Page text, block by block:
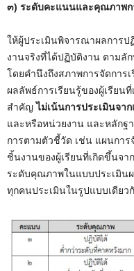
๓) ระดับคะแนนและคุณภาพก
ให้ผู้ประเมินพิจารณาผลการ
งานจริงที่ได้ปฏิบัติงาน ตาม
โดยคำนึงถึงสภาพการจัดการ
ผลลัพธ์การเรียนรู้ของผู้เรียน
สำคัญไม่เน้นการประเมินจาก
และหรือหน่วยงาน และหลักฐ
การตามตัวชี้วัด เช่น แผนการ
ชิ้นงานของผู้เรียนที่เกิดขึ้นจ
ระดับคุณภาพในแบบประเมิน
ทุกคนประเมินในรูปแบบเดียว